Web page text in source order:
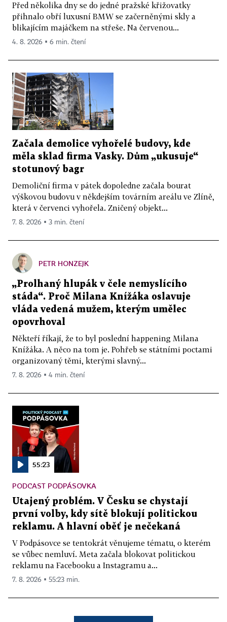
Před několika dny se do jedné pražské křižovatky
přihnalo obří luxusní BMW se začerněnými skly a
blikajícím majáčkem na střeše. Na červenou...
4. 8. 2026 ▪ 6 min. čtení
Začala demolice vyhořelé budovy, kde
měla sklad firma Vasky. Dům „ukusuje“
stotunový bagr
Demoliční firma v pátek dopoledne začala bourat
výškovou budovu v někdejším továrním areálu ve Zlíně,
která v červenci vyhořela. Zničený objekt...
7. 8. 2026 ▪ 3 min. čtení
PETR HONZEJK
„Prolhaný hlupák v čele nemyslícího
stáda“. Proč Milana Knížáka oslavuje
vláda vedená mužem, kterým umělec
opovrhoval
Někteří říkají, že to byl poslední happening Milana
Knížáka. A něco na tom je. Pohřeb se státními poctami
organizovaný těmi, kterými slavný...
7. 8. 2026 ▪ 4 min. čtení
55:23
PODCAST PODPÁSOVKA
Utajený problém. V Česku se chystají
první volby, kdy sítě blokují politickou
reklamu. A hlavní oběť je nečekaná
V Podpásovce se tentokrát věnujeme tématu, o kterém
se vůbec nemluví. Meta začala blokovat politickou
reklamu na Facebooku a Instagramu a...
7. 8. 2026 ▪ 55:23 min.